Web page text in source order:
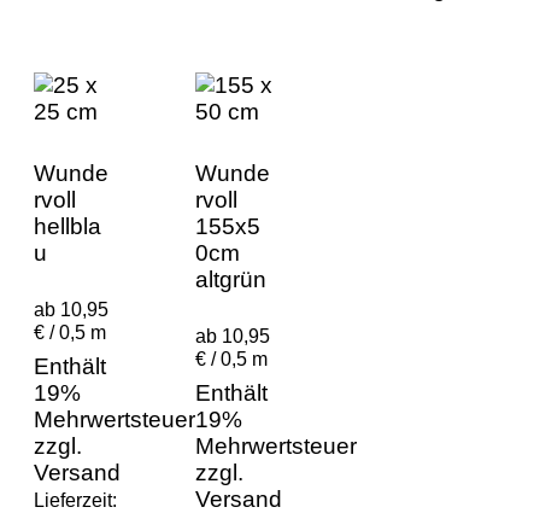
Wunde
rvoll
hellbla
u
ab 10,95
€ / 0,5 m
Enthält
19%
Mehrwertsteuer
zzgl.
Versand
Lieferzeit:
Wunde
rvoll
155x5
0cm
altgrün
ab 10,95
€ / 0,5 m
Enthält
19%
Mehrwertsteuer
zzgl.
Versand